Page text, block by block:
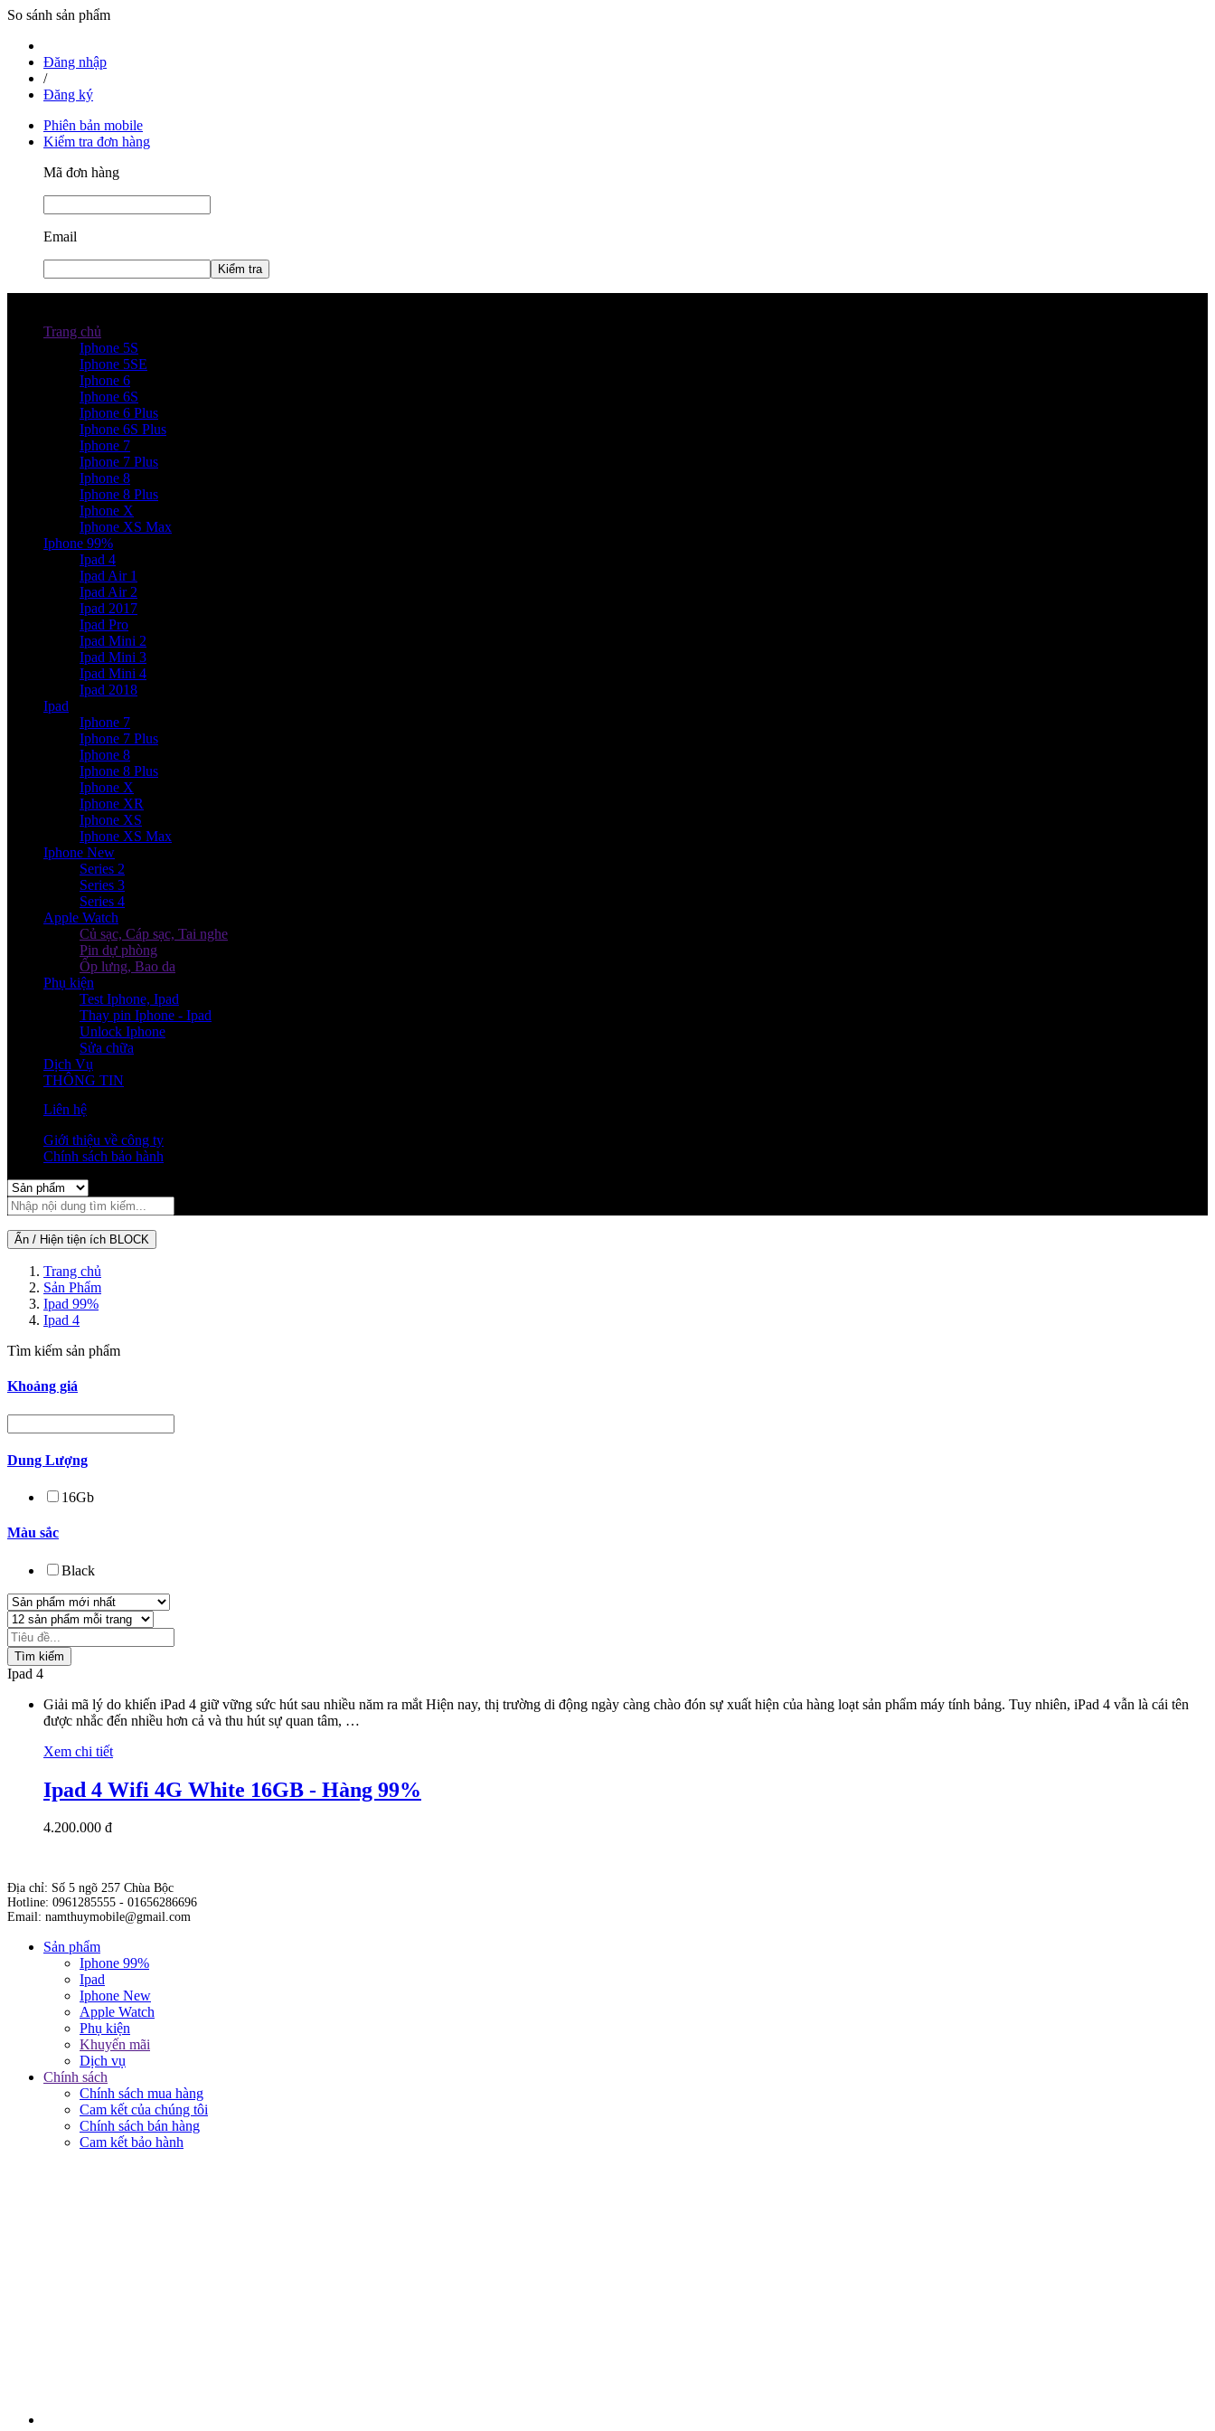
So sánh sản phẩm
Đăng nhập
/
Đăng ký
Phiên bản mobile
Kiểm tra đơn hàng
Mã đơn hàng
Email
Kiểm tra
Trang chủ
Iphone 5S
Iphone 5SE
Iphone 6
Iphone 6S
Iphone 6 Plus
Iphone 6S Plus
Iphone 7
Iphone 7 Plus
Iphone 8
Iphone 8 Plus
Iphone X
Iphone XS Max
Iphone 99%
Ipad 4
Ipad Air 1
Ipad Air 2
Ipad 2017
Ipad Pro
Ipad Mini 2
Ipad Mini 3
Ipad Mini 4
Ipad 2018
Ipad
Iphone 7
Iphone 7 Plus
Iphone 8
Iphone 8 Plus
Iphone X
Iphone XR
Iphone XS
Iphone XS Max
Iphone New
Series 2
Series 3
Series 4
Apple Watch
Củ sạc, Cáp sạc, Tai nghe
Pin dự phòng
Ốp lưng, Bao da
Phụ kiện
Test Iphone, Ipad
Thay pin Iphone - Ipad
Unlock Iphone
Sửa chữa
Dịch Vụ
THÔNG TIN
Liên hệ
Giới thiệu về công ty
Chính sách bảo hành
Ẩn / Hiện tiện ích BLOCK
Trang chủ
Sản Phẩm
Ipad 99%
Ipad 4
Tìm kiếm sản phẩm
Khoảng giá
Dung Lượng
16Gb
Màu sắc
Black
Tìm kiếm
Ipad 4
Giải mã lý do khiến iPad 4 giữ vững sức hút sau nhiều năm ra mắt Hiện nay, thị trường di động ngày càng chào đón sự xuất hiện của hàng loạt sản phẩm máy tính bảng. Tuy nhiên, iPad 4 vẫn là cái tên
được nhắc đến nhiều hơn cả và thu hút sự quan tâm, …
Xem chi tiết
Ipad 4 Wifi 4G White 16GB - Hàng 99%
4.200.000 đ
Địa chỉ: Số 5 ngõ 257 Chùa Bộc
Hotline: 0961285555 - 01656286696
Email: namthuymobile@gmail.com
Sản phẩm
Iphone 99%
Ipad
Iphone New
Apple Watch
Phụ kiện
Khuyến mãi
Dịch vụ
Chính sách
Chính sách mua hàng
Cam kết của chúng tôi
Chính sách bán hàng
Cam kết bảo hành